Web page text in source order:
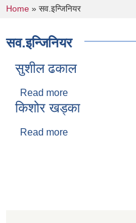
You are here
Home » सव.इन्जिनियर
सव.इन्जिनियर
सुशील ढकाल
Read more
किशोर खड्का
Read more